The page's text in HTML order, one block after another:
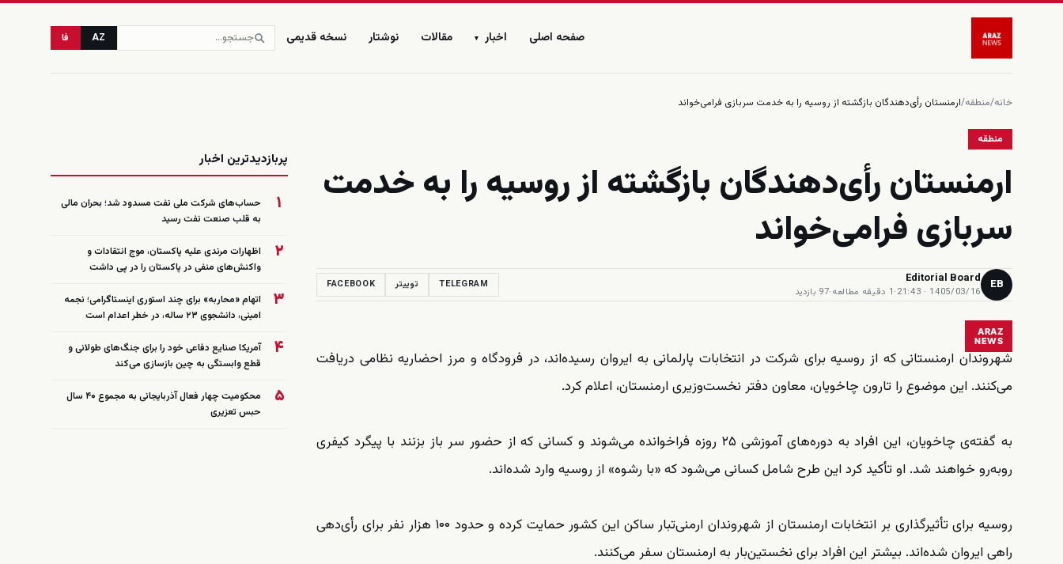
صفحه اصلی اخبار ▾ مقالات نوشتار نسخه قدیمی AZ فا
خانه/منطقه/ارمنستان رأی‌دهندگان بازگشته از روسیه را به خدمت سربازی فرامی‌خواند
منطقه
ارمنستان رأی‌دهندگان بازگشته از روسیه را به خدمت
سربازی فرامی‌خواند
EB
Editorial Board
1405/03/16 · 21:43
·1 دقیقه مطالعه ·97 بازدید
TELEGRAM توییتر FACEBOOK
ARAZ
NEWS
شهروندان ارمنستانی که از روسیه برای شرکت در انتخابات پارلمانی به ایروان رسیده‌اند، در فرودگاه و مرز احضاریه نظامی دریافت
می‌کنند. این موضوع را تارون چاخویان، معاون دفتر نخست‌وزیری ارمنستان، اعلام کرد.
به گفته‌ی چاخویان، این افراد به دوره‌های آموزشی ۲۵ روزه فراخوانده می‌شوند و کسانی که از حضور سر باز بزنند با پیگرد کیفری
روبه‌رو خواهند شد. او تأکید کرد این طرح شامل کسانی می‌شود که «با رشوه» از روسیه وارد شده‌اند.
روسیه برای تأثیرگذاری بر انتخابات ارمنستان از شهروندان ارمنی‌تبار ساکن این کشور حمایت کرده و حدود ۱۰۰ هزار نفر برای رأی‌دهی
راهی ایروان شده‌اند. بیشتر این افراد برای نخستین‌بار به ارمنستان سفر می‌کنند.
پربازدیدترین اخبار
۱
حساب‌های شرکت ملی نفت مسدود شد؛ بحران مالی
به قلب صنعت نفت رسید
۲
اظهارات مرندی علیه پاکستان، موج انتقادات و
واکنش‌های منفی در پاکستان را در پی داشت
۳
اتهام «محاربه» برای چند استوری اینستاگرامی؛ نجمه
امینی، دانشجوی ۲۳ ساله، در خطر اعدام است
۴
آمریکا صنایع دفاعی خود را برای جنگ‌های طولانی و
قطع وابستگی به چین بازسازی می‌کند
۵
محکومیت چهار فعال آذربایجانی به مجموع ۴۰ سال
حبس تعزیری